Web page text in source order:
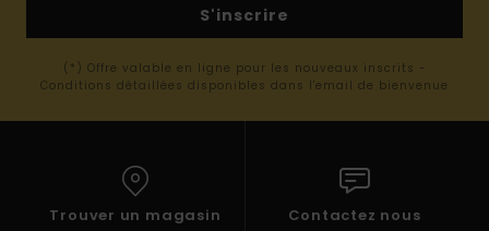
S'inscrire
(*) Offre valable en ligne pour les nouveaux inscrits -
Conditions détaillées disponibles dans l'email de bienvenue
Trouver un magasin Contactez nous